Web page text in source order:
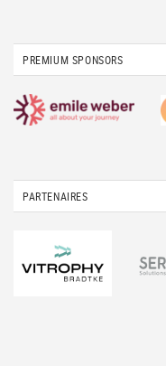
PREMIUM SPONSORS
PARTENAIRES